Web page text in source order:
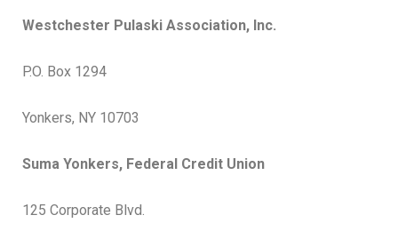
Westchester Pulaski Association, Inc.
P.O. Box 1294
Yonkers, NY 10703
Suma Yonkers, Federal Credit Union
125 Corporate Blvd.